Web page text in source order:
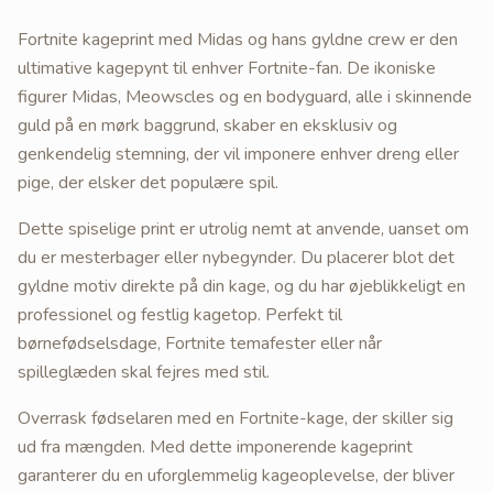
Fortnite kageprint med Midas og hans gyldne crew er den
ultimative kagepynt til enhver Fortnite-fan. De ikoniske
figurer Midas, Meowscles og en bodyguard, alle i skinnende
guld på en mørk baggrund, skaber en eksklusiv og
genkendelig stemning, der vil imponere enhver dreng eller
pige, der elsker det populære spil.
Dette spiselige print er utrolig nemt at anvende, uanset om
du er mesterbager eller nybegynder. Du placerer blot det
gyldne motiv direkte på din kage, og du har øjeblikkeligt en
professionel og festlig kagetop. Perfekt til
børnefødselsdage, Fortnite temafester eller når
spilleglæden skal fejres med stil.
Overrask fødselaren med en Fortnite-kage, der skiller sig
ud fra mængden. Med dette imponerende kageprint
garanterer du en uforglemmelig kageoplevelse, der bliver